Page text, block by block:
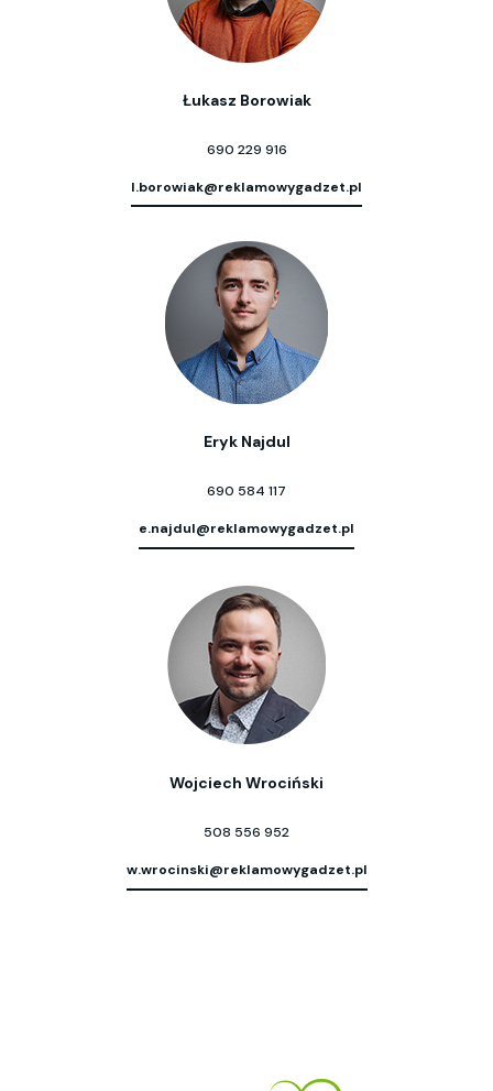
Łukasz Borowiak
690 229 916
l.borowiak@reklamowygadzet.pl
Eryk Najdul
690 584 117
e.najdul@reklamowygadzet.pl
Wojciech Wrociński
508 556 952
w.wrocinski@reklamowygadzet.pl